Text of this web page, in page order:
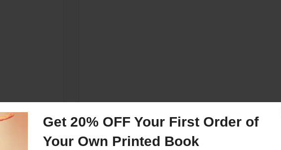
Get 20% OFF Your First Order of
Your Own Printed Book